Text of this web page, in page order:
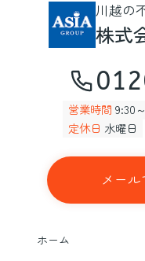
川越の
株式
営業時間 9:30
定休日 水曜日
メー
ホーム